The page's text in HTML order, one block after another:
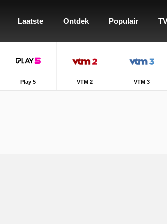
Laatste Ontdek Populair
Play 5 VTM 2 VTM 3